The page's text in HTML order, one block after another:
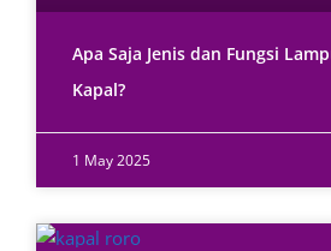
Apa Saja Jenis dan Fungsi
Kapal?
1 May 2025